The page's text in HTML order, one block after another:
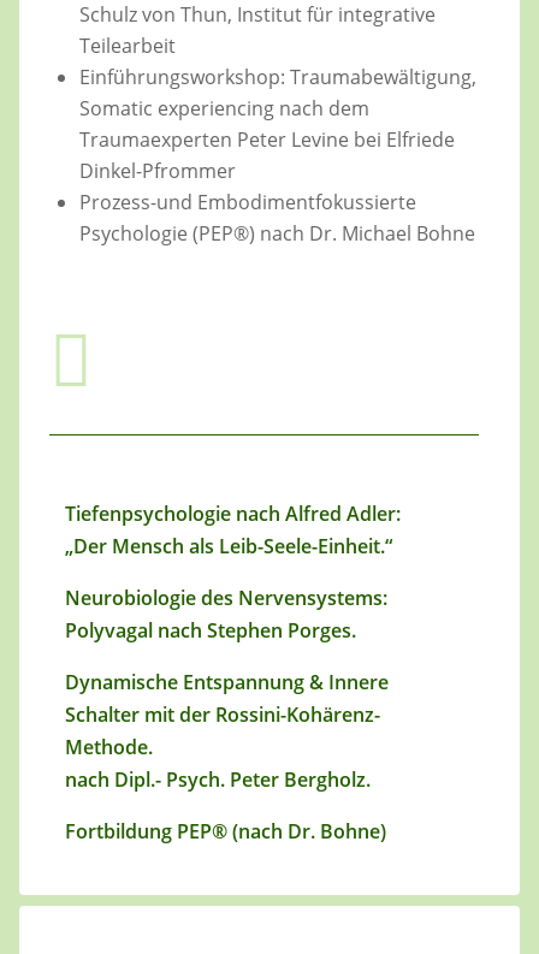
Schulz von Thun, Institut für integrative
Teilearbeit
Einführungsworkshop: Traumabewältigung,
Somatic experiencing nach dem
Traumaexperten Peter Levine bei Elfriede
Dinkel-Pfrommer
Prozess-und Embodimentfokussierte
Psychologie (PEP®) nach Dr. Michael Bohne

Tiefenpsychologie nach Alfred Adler:
„Der Mensch als Leib-Seele-Einheit.“
Neurobiologie des Nervensystems:
Polyvagal nach Stephen Porges.
Dynamische Entspannung & Innere
Schalter mit der Rossini-Kohärenz-
Methode.
nach Dipl.- Psych. Peter Bergholz.
Fortbildung PEP® (nach Dr. Bohne)